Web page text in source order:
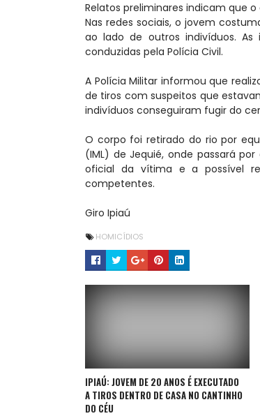
Relatos preliminares indicam que
Nas redes sociais, o jovem
ao lado de outros indivíduos. As
conduzidas pela Polícia Civil.
A Polícia Militar informou que
de tiros com suspeitos que
indivíduos conseguiram fugir do
O corpo foi retirado do rio por
(IML) de Jequié, onde passará
oficial da vítima e a possível
competentes.
Giro Ipiaú
HOMICÍDIOS
IPIAÚ: JOVEM DE 20 ANOS É EXECUTADO
A TIROS DENTRO DE CASA NO CANTINHO
DO CÉU